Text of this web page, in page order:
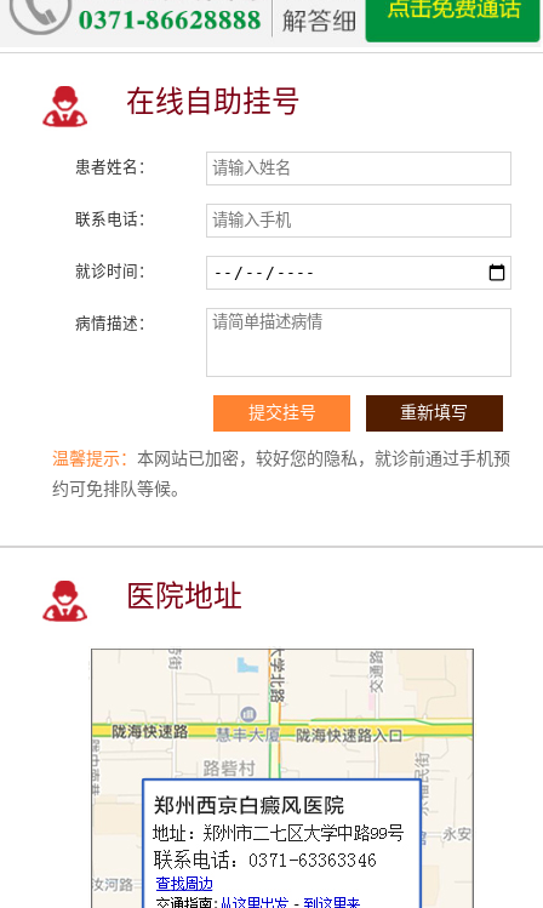
在线自助挂号
患者姓名：
联系电话：
就诊时间：
病情描述：
温馨提示：本网站已加密，较好您的隐私，就诊前通过手机预
约可免排队等候。
医院地址